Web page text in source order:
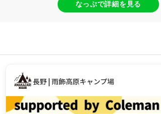
なっぷで詳細を見る
長野 | 雨飾高原キャンプ場